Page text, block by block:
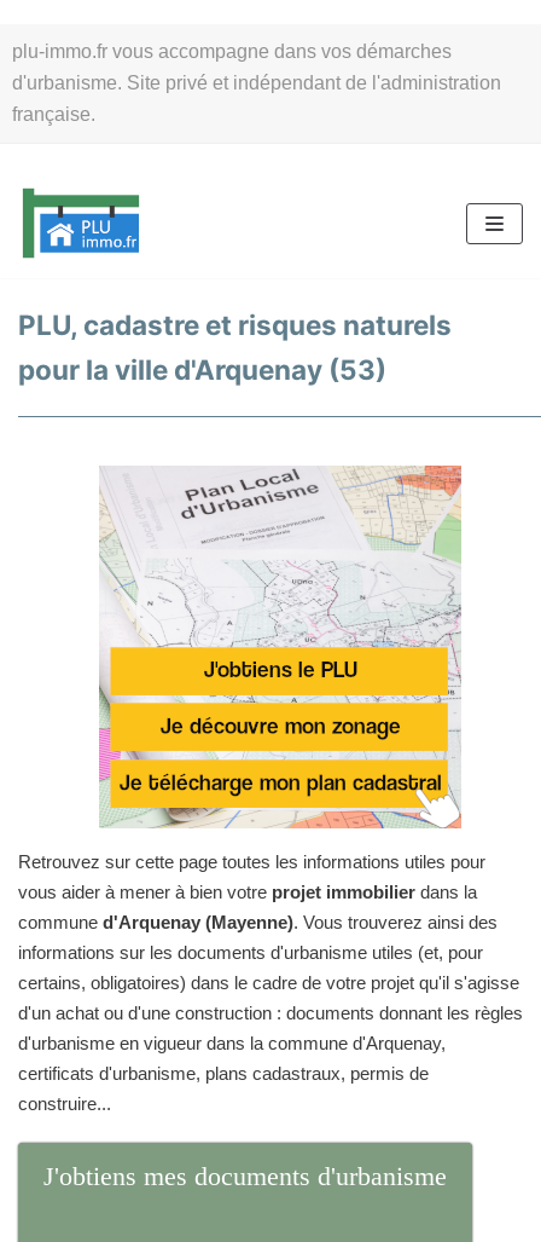
plu-immo.fr vous accompagne dans vos démarches
d'urbanisme. Site privé et indépendant de l'administration
française.
au
contenu
PLU, cadastre et risques naturels
pour la ville d'Arquenay (53)
Retrouvez sur cette page toutes les informations utiles pour
vous aider à mener à bien votre projet immobilier dans la
commune d'Arquenay (Mayenne). Vous trouverez ainsi des
informations sur les documents d'urbanisme utiles (et, pour
certains, obligatoires) dans le cadre de votre projet qu'il s'agisse
d'un achat ou d'une construction : documents donnant les règles
d'urbanisme en vigueur dans la commune d'Arquenay,
certificats d'urbanisme, plans cadastraux, permis de
construire...
J'obtiens mes documents d'urbanisme